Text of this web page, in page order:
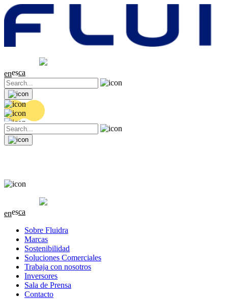
0.41 (+2.07%)
enesca
0.41 (+2.07%)
enesca
Sobre Fluidra
Marcas
Sostenibilidad
Soluciones Comerciales
Trabaja con nosotros
Inversores
Sala de Prensa
Contacto